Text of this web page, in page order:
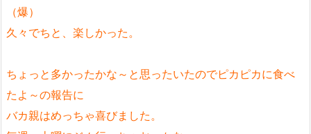
（爆）
久々でちと、楽しかった。
ちょっと多かったかな～と思ったいたのでピカピカに食べ
たよ～の報告に
バカ親はめっちゃ喜びました。